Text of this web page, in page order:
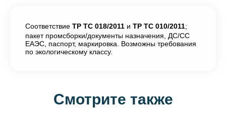
Соответствие ТР ТС 018/2011 и ТР ТС 010/2011;
пакет промсборки/документы назначения, ДС/СС
ЕАЭС, паспорт, маркировка. Возможны требования
по экологическому классу.
Смотрите также